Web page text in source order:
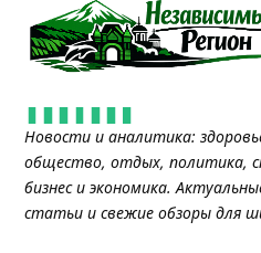
Новости и аналитика:
общество, отдых, политика,
бизнес и экономика.
статьи и свежие обзоры для